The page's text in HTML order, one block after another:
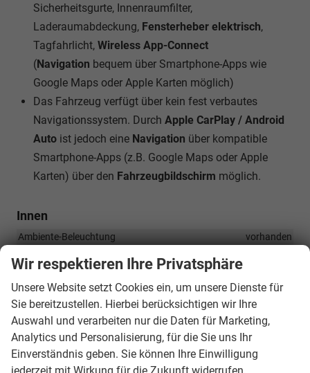
Sicherheitsgurte, Innenraumfilter,
Laderaumabdeckung, Fensterheber elektrisch,
Tagfahrlicht, Wireless App-Connect
(Navigation bequem über Smartphone-Apps wie
Google Maps oder Apple Karten möglich)
Das Fahrzeug verfügt über kein fest verbautes
Navigationssystem. Durch Apple CarPlay / Android
Auto ist jedoch eine Navigation über kompatible
Smartphone-Apps (z.B. Google Maps oder Apple
Karten) über den Fahrzeugbildschirm möglich.
Innen
Ambiente-Beleuchtung
vorhanden
Armlehnen
Doppelter Laderaumboden
Durchlademöglichkeit
vorhanden
Fensterheber
elektrisch 4-fach
Innenraumfilter
vorhanden
Klimatisierung
Klimaautomatik, Klimaanlage hinten, 3-Zonen-Klimaautomatik
Wir respektieren Ihre Privatsphäre
Unsere Website setzt Cookies ein, um unsere Dienste für
Sie bereitzustellen. Hierbei berücksichtigen wir Ihre
Auswahl und verarbeiten nur die Daten für Marketing,
Analytics und Personalisierung, für die Sie uns Ihr
Einverständnis geben. Sie können Ihre Einwilligung